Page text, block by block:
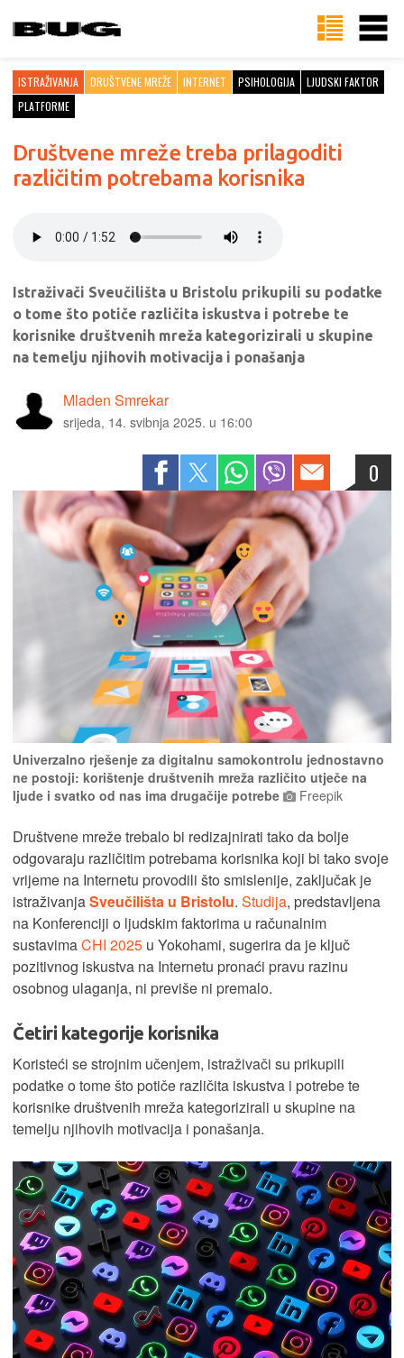
ISTRAŽIVANJA DRUŠTVENE MREŽE INTERNET PSIHOLOGIJA
LJUDSKI FAKTOR
PLATFORME
Društvene mreže treba prilagoditi
različitim potrebama korisnika
Istraživači Sveučilišta u Bristolu prikupili su podatke
o tome što potiče različita iskustva i potrebe te
korisnike društvenih mreža kategorizirali u skupine
na temelju njihovih motivacija i ponašanja
Mladen Smrekar
srijeda, 14. svibnja 2025. u 16:00
0
Univerzalno rješenje za digitalnu samokontrolu jednostavno
ne postoji: korištenje društvenih mreža različito utječe na
ljude i svatko od nas ima drugačije potrebe
Freepik
Društvene mreže trebalo bi redizajnirati tako da bolje
odgovaraju različitim potrebama korisnika koji bi tako svoje
vrijeme na Internetu provodili što smislenije, zaključak je
istraživanjaSveučilišta u Bristolu. Studija, predstavljena
na Konferenciji o ljudskim faktorima u računalnim
sustavimaCHI 2025 u Yokohami, sugerira da je ključ
pozitivnog iskustva na Internetu pronaći pravu razinu
osobnog ulaganja, ni previše ni premalo.
Četiri kategorije korisnika
Koristeći se strojnim učenjem, istraživači su prikupili
podatke o tome što potiče različita iskustva i potrebe te
korisnike društvenih mreža kategorizirali u skupine na
temelju njihovih motivacija i ponašanja.